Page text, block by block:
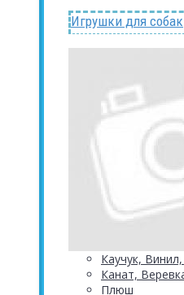
Игрушки для собак
Каучук,
Канат,
Плюш